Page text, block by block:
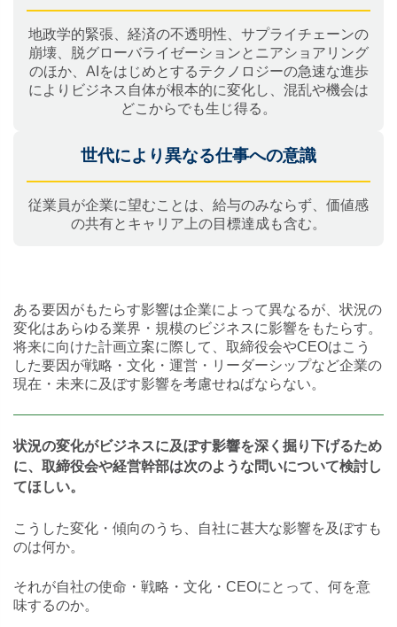
地政学的緊張、経済の不透明性、サプライチェーンの
崩壊、脱グローバライゼーションとニアショアリング
のほか、AIをはじめとするテクノロジーの急速な進歩
によりビジネス自体が根本的に変化し、混乱や機会は
どこからでも生じ得る。
世代により異なる仕事への意識
従業員が企業に望むことは、給与のみならず、価値感
の共有とキャリア上の目標達成も含む。
ある要因がもたらす影響は企業によって異なるが、状況の
変化はあらゆる業界・規模のビジネスに影響をもたらす。
将来に向けた計画立案に際して、取締役会やCEOはこう
した要因が戦略・文化・運営・リーダーシップなど企業の
現在・未来に及ぼす影響を考慮せねばならない。
状況の変化がビジネスに及ぼす影響を深く掘り下げるため
に、取締役会や経営幹部は次のような問いについて検討し
てほしい。
こうした変化・傾向のうち、自社に甚大な影響を及ぼすも
のは何か。
それが自社の使命・戦略・文化・CEOにとって、何を意
味するのか。